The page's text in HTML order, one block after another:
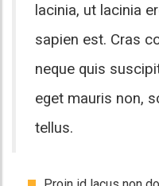
lacinia, ut lacinia
sapien est. Cras
neque quis
eget mauris non,
tellus.